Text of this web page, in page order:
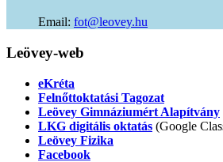
Email:
uh.yevoel@t
of
Leövey-web
eKréta
Felnőttoktatási Tagozat
Leövey Gimnáziumért Alapítvány
LKG digitális oktatás (Google
Leövey Fizika
Facebook